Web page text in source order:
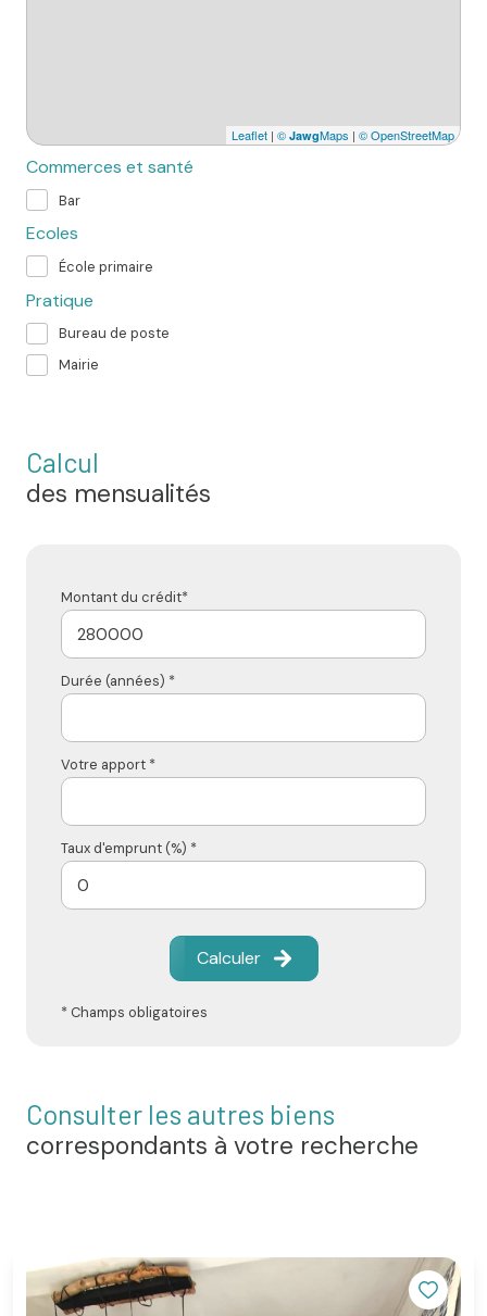
Leaflet | © JawgMaps | © OpenStreetMap
Commerces et santé
Bar
Ecoles
École primaire
Pratique
Bureau de poste
Mairie
Calcul
des mensualités
Montant du crédit*
Durée (années) *
Votre apport *
Taux d'emprunt (%) *
Calculer
* Champs obligatoires
Consulter les autres biens
correspondants à votre recherche